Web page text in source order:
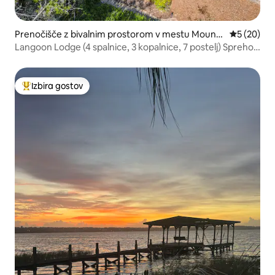
Prenočišče z bivalnim prostorom v mestu Mount
Dora
5 (20)
Langoon Lodge (4 spalnice, 3 kopalnice, 7 postelj) Sprehod
Najbolj priljubljena prenočišča z značko »Izbira gostov«
Izbira gostov